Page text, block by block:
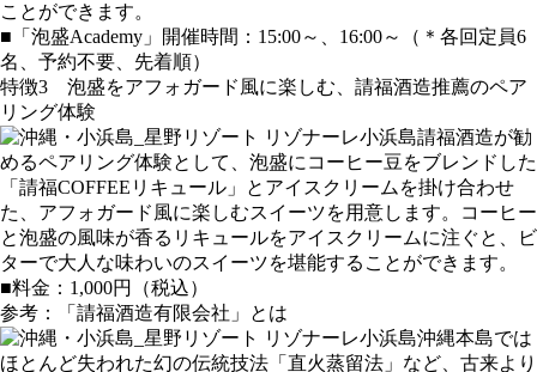
ことができます。
■「泡盛Academy」開催時間：15:00～、16:00～（＊各回定員6
名、予約不要、先着順）
特徴3 泡盛をアフォガード風に楽しむ、請福酒造推薦のペア
リング体験
請福酒造が勧
めるペアリング体験として、泡盛にコーヒー豆をブレンドした
「請福COFFEEリキュール」とアイスクリームを掛け合わせ
た、アフォガード風に楽しむスイーツを用意します。コーヒー
と泡盛の風味が香るリキュールをアイスクリームに注ぐと、ビ
ターで大人な味わいのスイーツを堪能することができます。
■料金：1,000円（税込）
参考：「請福酒造有限会社」とは
沖縄本島では
ほとんど失われた幻の伝統技法「直火蒸留法」など、古来より